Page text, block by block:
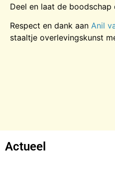
Deel en laat de boodschap
Respect en dank aan Anil
staaltje overlevingskunst
Actueel